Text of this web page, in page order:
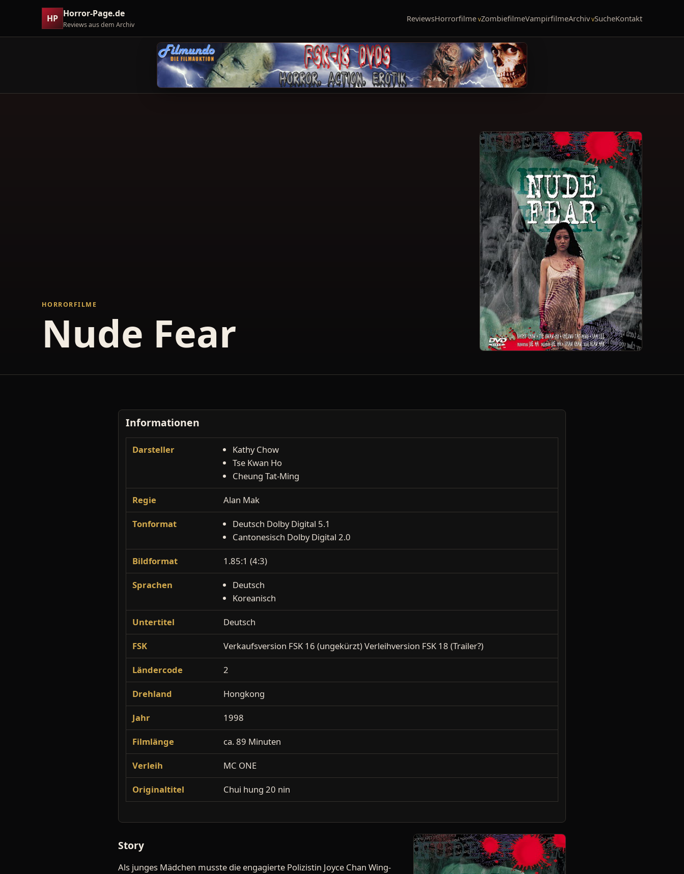
HP Horror-Page.de
Reviews aus dem Archiv
ReviewsHorrorfilme ZombiefilmeVampirfilmeArchiv SucheKontakt
HORRORFILME
Nude Fear
Informationen
Darsteller
Kathy Chow
Tse Kwan Ho
Cheung Tat-Ming
Regie Alan Mak
Tonformat
Deutsch Dolby Digital 5.1
Cantonesisch Dolby Digital 2.0
Bildformat 1.85:1 (4:3)
Sprachen
Deutsch
Koreanisch
Untertitel Deutsch
FSK Verkaufsversion FSK 16 (ungekürzt) Verleihversion FSK 18 (Trailer?)
Ländercode 2
Drehland Hongkong
Jahr 1998
Filmlänge ca. 89 Minuten
Verleih MC ONE
Originaltitel Chui hung 20 nin
Story
Als junges Mädchen musste die engagierte Polizistin Joyce Chan Wing-